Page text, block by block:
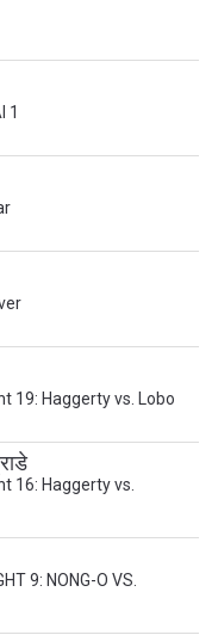
1
19: Haggerty vs. Lobo
16: Haggerty vs.
9: NONG-O VS.